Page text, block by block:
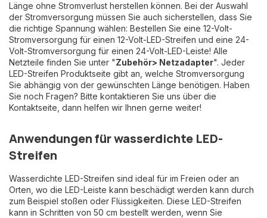
Länge ohne Stromverlust herstellen können. Bei der Auswahl
der Stromversorgung müssen Sie auch sicherstellen, dass Sie
die richtige Spannung wählen: Bestellen Sie eine 12-Volt-
Stromversorgung für einen 12-Volt-LED-Streifen und eine 24-
Volt-Stromversorgung für einen 24-Volt-LED-Leiste! Alle
Netzteile finden Sie unter "Zubehör> Netzadapter". Jeder
LED-Streifen Produktseite gibt an, welche Stromversorgung
Sie abhängig von der gewünschten Länge benötigen. Haben
Sie noch Fragen? Bitte kontaktieren Sie uns über die
Kontaktseite, dann helfen wir Ihnen gerne weiter!
Anwendungen für wasserdichte LED-
Streifen
Wasserdichte LED-Streifen sind ideal für im Freien oder an
Orten, wo die LED-Leiste kann beschädigt werden kann durch
zum Beispiel stoßen oder Flüssigkeiten. Diese LED-Streifen
kann in Schritten von 50 cm bestellt werden, wenn Sie